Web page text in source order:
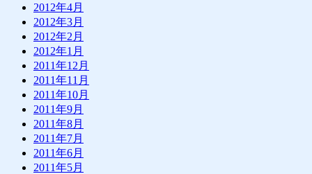
2012年4月
2012年3月
2012年2月
2012年1月
2011年12月
2011年11月
2011年10月
2011年9月
2011年8月
2011年7月
2011年6月
2011年5月